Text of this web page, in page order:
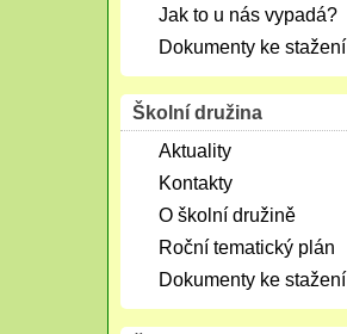
Jak to u nás vypadá?
Dokumenty ke stažení
Školní družina
Aktuality
Kontakty
O školní družině
Roční tematický plán
Dokumenty ke stažení